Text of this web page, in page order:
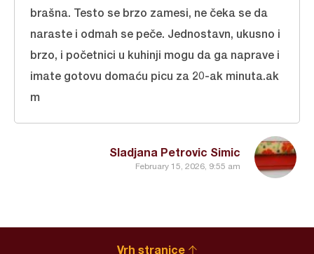
Sladjana Petrovic Simic
February 15, 2026, 9:55 am
brašna. Testo se brzo zamesi, ne čeka se da
naraste i odmah se peče. Jednostavn, ukusno i
brzo, i početnici u kuhinji mogu da ga naprave i
imate gotovu domaću picu za 20-ak minuta.ak
m
Vrh stranice